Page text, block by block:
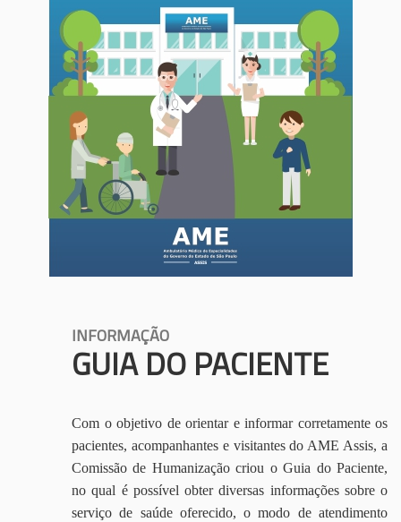
INFORMAÇÃO
GUIA DO PACIENTE
Com o objetivo de orientar e informar corretamente os
pacientes, acompanhantes e visitantes do AME Assis, a
Comissão de Humanização criou o Guia do Paciente,
no qual é possível obter diversas informações sobre o
serviço de saúde oferecido, o modo de atendimento